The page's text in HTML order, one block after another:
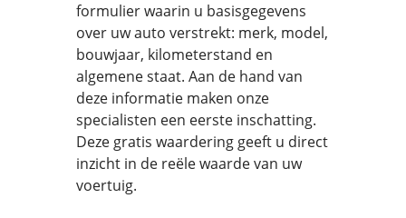
formulier waarin u basisgegevens
over uw auto verstrekt: merk, model,
bouwjaar, kilometerstand en
algemene staat. Aan de hand van
deze informatie maken onze
specialisten een eerste inschatting.
Deze gratis waardering geeft u direct
inzicht in de reële waarde van uw
voertuig.